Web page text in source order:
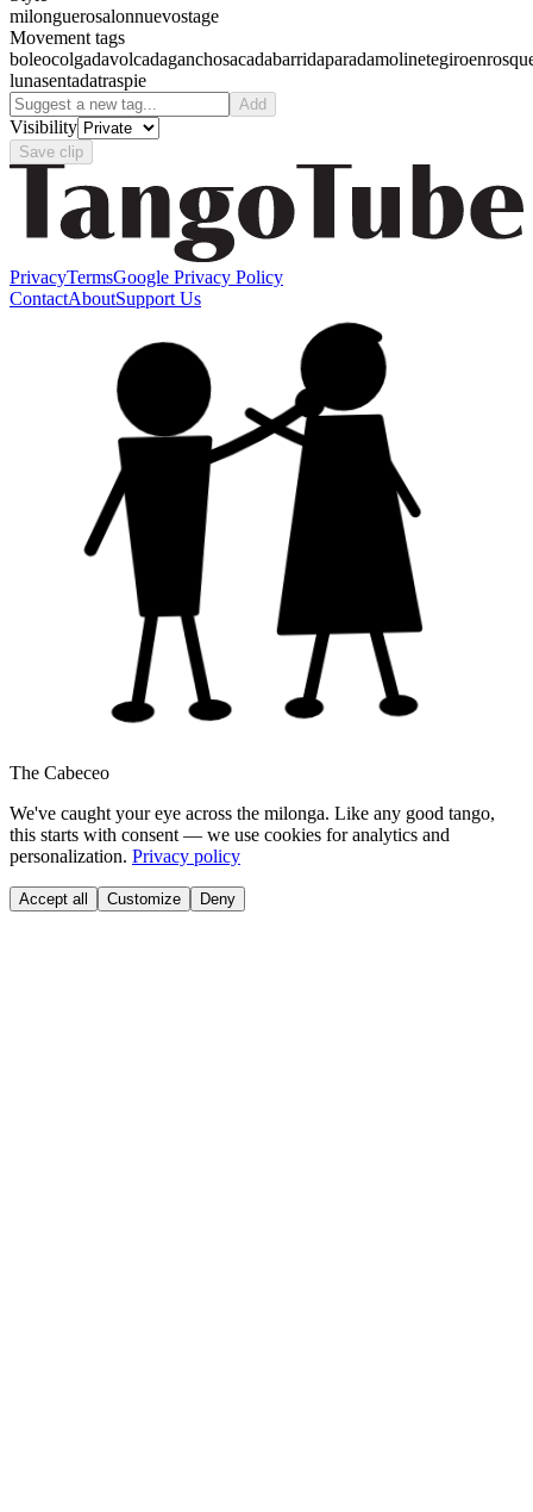
milonguerosalonnuevostage
Movement tags
boleocolgadavolcadaganchosacadabarridaparadamolinetegiro
lunasentadatraspie
Add
Visibility
Save clip
PrivacyTermsGoogle Privacy Policy
ContactAboutSupport Us
The Cabeceo
We've caught your eye across the milonga. Like any good tango,
this starts with consent — we use cookies for analytics and
personalization. Privacy policy
Accept all Customize Deny